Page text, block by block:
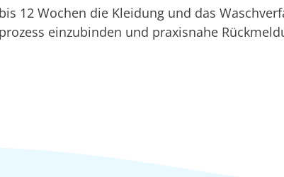
12 Wochen die Kleidung und das
einzubinden und praxisnahe